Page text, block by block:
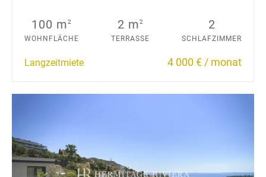
100 m2
WOHNFLÄCHE
2 m2
TERRASSE
2
SCHLAFZIMMER
Langzeitmiete 4 000 € / monat